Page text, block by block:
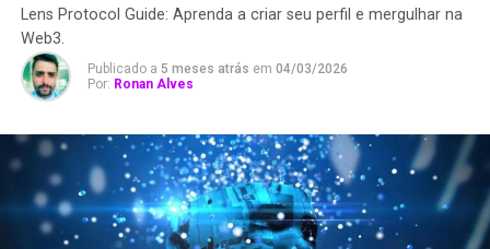
Lens Protocol Guide: Aprenda a criar seu perfil e mergulhar na
Web3.
Publicado a 5 meses atrás em 04/03/2026
Por: Ronan Alves